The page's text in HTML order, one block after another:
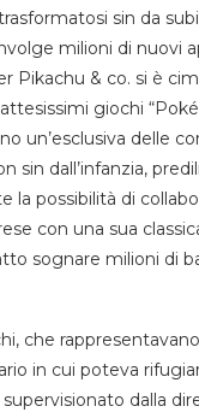
sin da
milioni di nuovi
Pikachu & co. si è
giochi
un’esclusiva delle
sin dall’infanzia,
la possibilità di
con una sua
sognare milioni di
che
in cui poteva
dalla